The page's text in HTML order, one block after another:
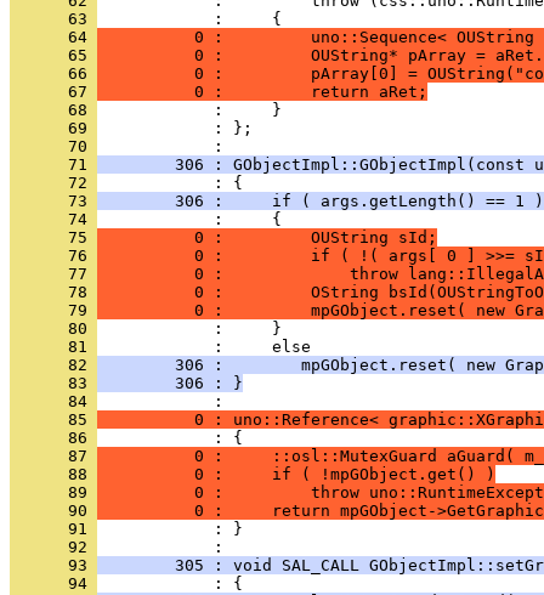
      63
      64
0 :         uno::Sequence< OUString
      65
0 :         OUString* pArray =
      66
0 :         pArray[0] =
      67
          0 :         return aRet;
      68
      69
            : };
      70
      71
306 : GObjectImpl::GObjectImpl(const
      72
      73
        306 :     if ( args.getLength() == 1 )
      74
      75
          0 :         OUString sId;
      76
0 :         if ( !( args[ 0 ] >>=
      77
0 :             throw
      78
0 :         OString
      79
0 :         mpGObject.reset( new
      80
      81
      82
306 :        mpGObject.reset( new
      83
        306 : }
      84
      85
0 : uno::Reference<
      86
      87
0 :     ::osl::MutexGuard aGuard(
      88
          0 :     if ( !mpGObject.get() )
      89
0 :         throw
      90
0 :     return mpGObject-
      91
            : }
      92
      93
305 : void SAL_CALL
      94